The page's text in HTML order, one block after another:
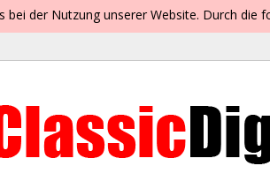
bei der Nutzung unserer Website. Durch